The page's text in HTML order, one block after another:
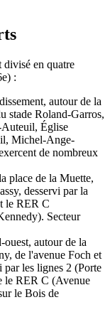
divisé en quatre
:
autour de la
stade Roland-Garros,
Église
Michel-Ange-
de nombreux
place de la Muette,
desservi par la
le RER C
Secteur
ouest, autour de la
de l'avenue Foch et
par les lignes 2 (Porte
le RER C (Avenue
le Bois de